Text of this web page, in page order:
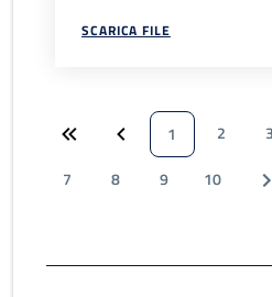
SCARICA FILE
1 2 3
7
8 9 10